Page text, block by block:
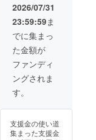
2026/07/31
23:59:59ま
でに集まっ
た金額が
ファンディ
ングされま
す。
支援金の使い道
集まった支援金